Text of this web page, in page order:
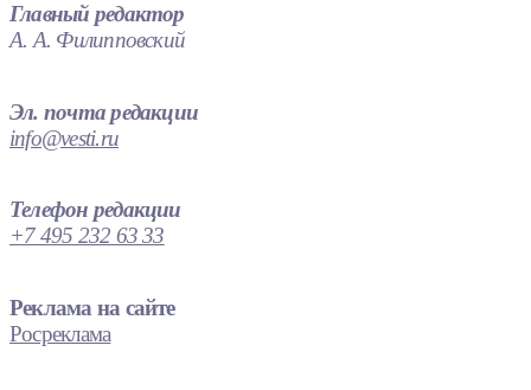
Главный редактор
А. А. Филипповский
Эл. почта редакции
info@vesti.ru
Телефон редакции
+7 495 232 63 33
Реклама на сайте
Росреклама